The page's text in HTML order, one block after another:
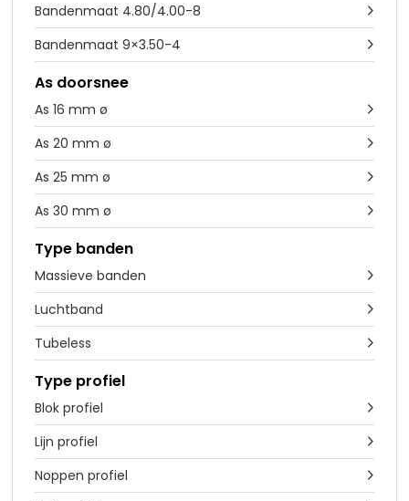
Bandenmaat 4.80/4.00-8 
Bandenmaat 9×3.50-4 
As doorsnee
As 16 mm ø 
As 20 mm ø 
As 25 mm ø 
As 30 mm ø 
Type banden
Massieve banden 
Luchtband 
Tubeless 
Type profiel
Blok profiel 
Lijn profiel 
Noppen profiel 